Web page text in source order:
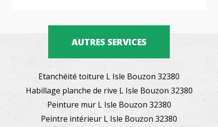
AUTRES SERVICES
Etanchéité toiture L Isle Bouzon 32380
Habillage planche de rive L Isle Bouzon 32380
Peinture mur L Isle Bouzon 32380
Peintre intérieur L Isle Bouzon 32380